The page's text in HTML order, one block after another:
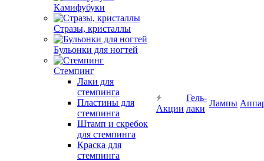
Камифубуки
Стразы, кристаллы
Бульонки для ногтей
Стемпинг
Лаки для
стемпинга
Пластины для
стемпинга
Штамп и скребок
для стемпинга
Краска для
стемпинга
Акции
Гель-
лаки
Лампы